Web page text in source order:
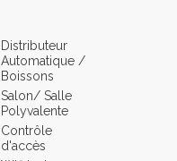
Distributeur
Automatique /
Boissons
Salon/ Salle
Polyvalente
Contrôle
d'accès